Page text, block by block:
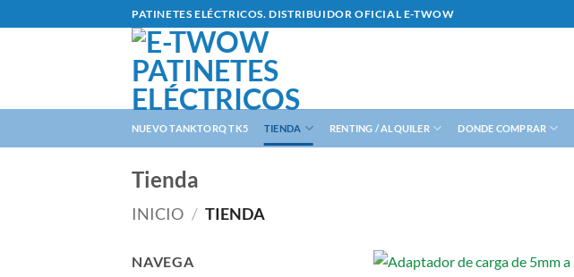
al
PATINETES ELÉCTRICOS. DISTRIBUIDOR OFICIAL E-TWOW
NUEVO TANKTORQ TK5 TIENDA RENTING / ALQUILER DONDE COMPRAR
Tienda
INICIO / TIENDA
NAVEGA